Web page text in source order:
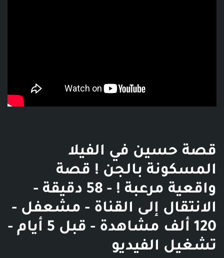
قصة حسين في الفيلا
المسكونة بالجن ! قصة
واقعية مرعبة ! - 58 دقيقة -
الانتقال إلى القناة - مشعفل -
120 ألف مشاهدة - قبل 5 أيام -
تشغيل الفيديو